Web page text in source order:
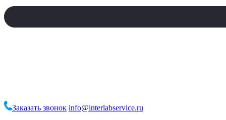
Заказать звонок info@interlabservice.ru